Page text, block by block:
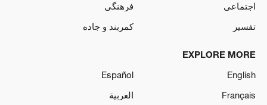
اجتماعی
فرهنگی
تفسیر
کمربند و جاده
EXPLORE MORE
English
Español
Français
العربية